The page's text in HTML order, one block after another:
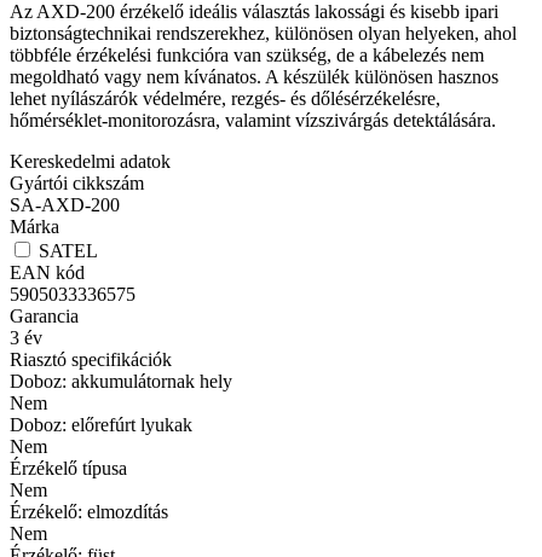
Az AXD-200 érzékelő ideális választás lakossági és kisebb ipari
biztonságtechnikai rendszerekhez, különösen olyan helyeken, ahol
többféle érzékelési funkcióra van szükség, de a kábelezés nem
megoldható vagy nem kívánatos. A készülék különösen hasznos
lehet nyílászárók védelmére, rezgés- és dőlésérzékelésre,
hőmérséklet-monitorozásra, valamint vízszivárgás detektálására.
Kereskedelmi adatok
Gyártói cikkszám
SA-AXD-200
Márka
SATEL
EAN kód
5905033336575
Garancia
3 év
Riasztó specifikációk
Doboz: akkumulátornak hely
Nem
Doboz: előrefúrt lyukak
Nem
Érzékelő típusa
Nem
Érzékelő: elmozdítás
Nem